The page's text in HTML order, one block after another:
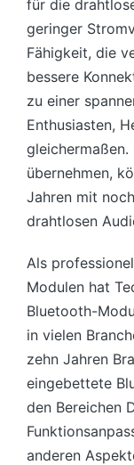
für die
geringer
Fähigkeit, die
bessere
zu einer
Enthusiasten,
übernehmen,
Jahren mit
drahtlosen
Als
Modulen hat
Bluetooth-
in vielen
zehn Jahren
eingebettete
den Bereichen
anderen